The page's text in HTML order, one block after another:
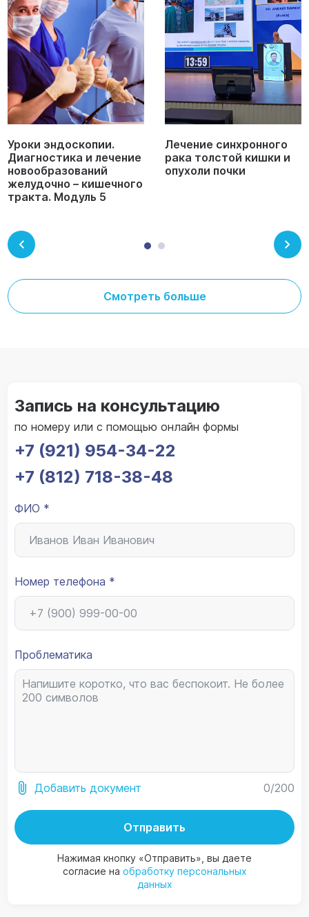
Уроки эндоскопии.
Диагностика и лечение
новообразований
желудочно – кишечного
тракта. Модуль 5
Лечение синхронного
рака толстой кишки и
опухоли почки
Смотреть больше
Запись на консультацию
по номеру или с помощью онлайн формы
+7 (921) 954-34-22
+7 (812) 718-38-48
ФИО *
Номер телефона *
Проблематика
Добавить документ 0/200
Отправить
Нажимая кнопку «Отправить», вы даете
согласие на обработку персональных
данных